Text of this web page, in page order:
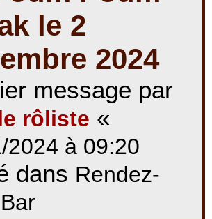
le 2
2024
message par
rôliste «
2024 à 09:20
dans Rendez-